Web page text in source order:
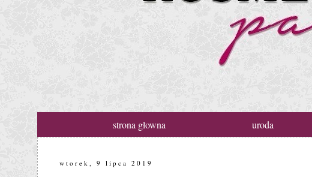
strona głowna uroda
wtorek, 9 lipca 2019